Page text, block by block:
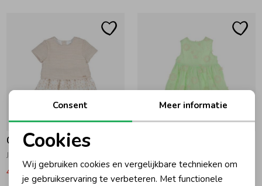
-30% korting
Gymp
41,97 59,95
-30% korting
Vanaf 41,97
Noodzakelijke cookies
Personalisatie cookies
Consent Meer informatie
Cookies
Wij gebruiken cookies en vergelijkbare technieken om
je gebruikservaring te verbeteren. Met functionele